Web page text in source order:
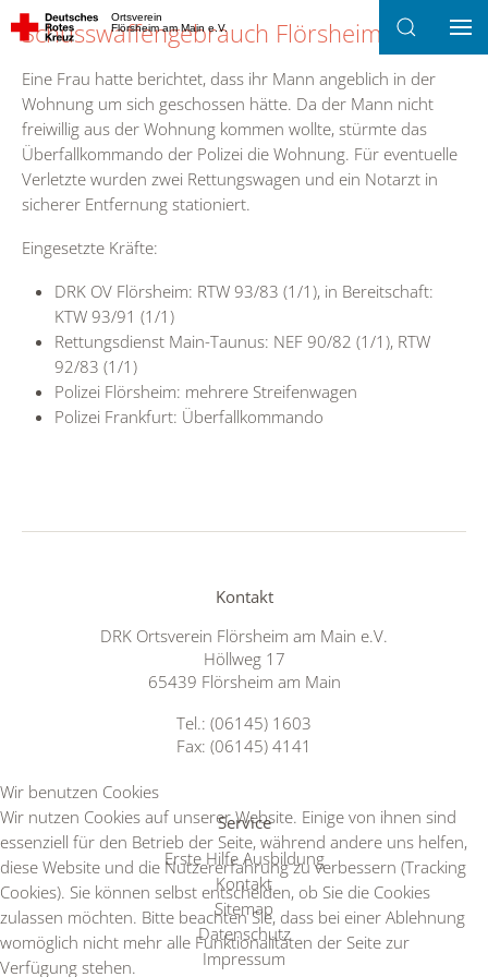
Ortsverein
Flörsheim am Main e.V.
Schusswaffengebrauch Flörsheim
Eine Frau hatte berichtet, dass ihr Mann angeblich in der
Wohnung um sich geschossen hätte. Da der Mann nicht
freiwillig aus der Wohnung kommen wollte, stürmte das
Überfallkommando der Polizei die Wohnung. Für eventuelle
Verletzte wurden zwei Rettungswagen und ein Notarzt in
sicherer Entfernung stationiert.
Eingesetzte Kräfte:
DRK OV Flörsheim: RTW 93/83 (1/1), in Bereitschaft:
KTW 93/91 (1/1)
Rettungsdienst Main-Taunus: NEF 90/82 (1/1), RTW
92/83 (1/1)
Polizei Flörsheim: mehrere Streifenwagen
Polizei Frankfurt: Überfallkommando
Kontakt
DRK Ortsverein Flörsheim am Main e.V.
Höllweg 17
65439 Flörsheim am Main
Tel.: (06145) 1603
Fax: (06145) 4141
Service
Erste Hilfe Ausbildung
Kontakt
Sitemap
Datenschutz
Impressum
Wir benutzen Cookies
Wir nutzen Cookies auf unserer Website. Einige von ihnen sind
essenziell für den Betrieb der Seite, während andere uns helfen,
diese Website und die Nutzererfahrung zu verbessern (Tracking
Cookies). Sie können selbst entscheiden, ob Sie die Cookies
zulassen möchten. Bitte beachten Sie, dass bei einer Ablehnung
womöglich nicht mehr alle Funktionalitäten der Seite zur
Verfügung stehen.